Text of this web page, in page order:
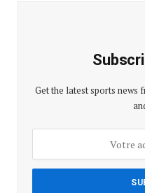
Get the latest sports news